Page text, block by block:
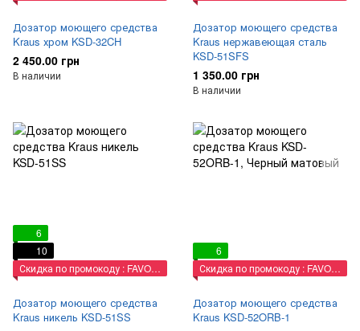
Дозатор моющего средства
Kraus хром KSD-32CH
2 450.00 грн
В наличии
Дозатор моющего средства
Kraus нержавеющая сталь
KSD-51SFS
1 350.00 грн
В наличии
6
10
Скидка по промокоду : FAVORIT
Дозатор моющего средства
Kraus никель KSD-51SS
6
Скидка по промокоду : FAVORIT
Дозатор моющего средства
Kraus KSD-52ORB-1